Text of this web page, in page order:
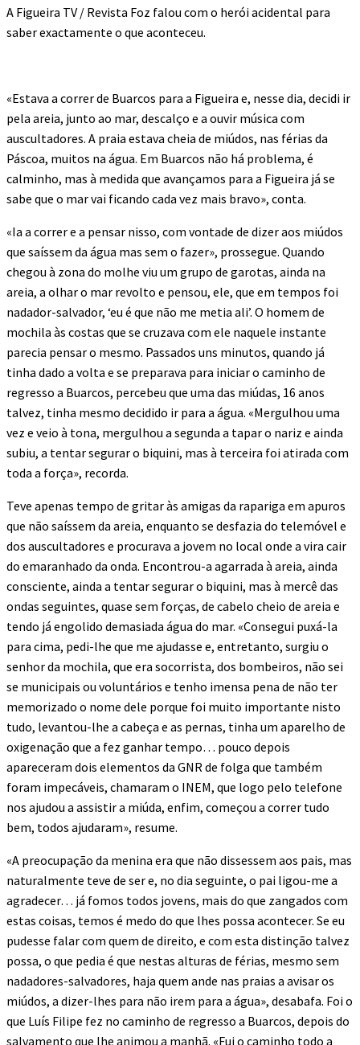
A Figueira TV / Revista Foz falou com o herói acidental para
saber exactamente o que aconteceu.
«Estava a correr de Buarcos para a Figueira e, nesse dia, decidi ir
pela areia, junto ao mar, descalço e a ouvir música com
auscultadores. A praia estava cheia de miúdos, nas férias da
Páscoa, muitos na água. Em Buarcos não há problema, é
calminho, mas à medida que avançamos para a Figueira já se
sabe que o mar vai ficando cada vez mais bravo», conta.
«Ia a correr e a pensar nisso, com vontade de dizer aos miúdos
que saíssem da água mas sem o fazer», prossegue. Quando
chegou à zona do molhe viu um grupo de garotas, ainda na
areia, a olhar o mar revolto e pensou, ele, que em tempos foi
nadador-salvador, ‘eu é que não me metia ali’. O homem de
mochila às costas que se cruzava com ele naquele instante
parecia pensar o mesmo. Passados uns minutos, quando já
tinha dado a volta e se preparava para iniciar o caminho de
regresso a Buarcos, percebeu que uma das miúdas, 16 anos
talvez, tinha mesmo decidido ir para a água. «Mergulhou uma
vez e veio à tona, mergulhou a segunda a tapar o nariz e ainda
subiu, a tentar segurar o biquini, mas à terceira foi atirada com
toda a força», recorda.
Teve apenas tempo de gritar às amigas da rapariga em apuros
que não saíssem da areia, enquanto se desfazia do telemóvel e
dos auscultadores e procurava a jovem no local onde a vira cair
do emaranhado da onda. Encontrou-a agarrada à areia, ainda
consciente, ainda a tentar segurar o biquini, mas à mercê das
ondas seguintes, quase sem forças, de cabelo cheio de areia e
tendo já engolido demasiada água do mar. «Consegui puxá-la
para cima, pedi-lhe que me ajudasse e, entretanto, surgiu o
senhor da mochila, que era socorrista, dos bombeiros, não sei
se municipais ou voluntários e tenho imensa pena de não ter
memorizado o nome dele porque foi muito importante nisto
tudo, levantou-lhe a cabeça e as pernas, tinha um aparelho de
oxigenação que a fez ganhar tempo… pouco depois
apareceram dois elementos da GNR de folga que também
foram impecáveis, chamaram o INEM, que logo pelo telefone
nos ajudou a assistir a miúda, enfim, começou a correr tudo
bem, todos ajudaram», resume.
«A preocupação da menina era que não dissessem aos pais, mas
naturalmente teve de ser e, no dia seguinte, o pai ligou-me a
agradecer… já fomos todos jovens, mais do que zangados com
estas coisas, temos é medo do que lhes possa acontecer. Se eu
pudesse falar com quem de direito, e com esta distinção talvez
possa, o que pedia é que nestas alturas de férias, mesmo sem
nadadores-salvadores, haja quem ande nas praias a avisar os
miúdos, a dizer-lhes para não irem para a água», desabafa. Foi o
que Luís Filipe fez no caminho de regresso a Buarcos, depois do
salvamento que lhe animou a manhã. «Fui o caminho todo a